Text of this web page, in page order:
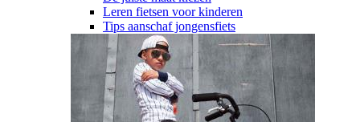
Leren fietsen voor kinderen
Tips aanschaf jongensfiets